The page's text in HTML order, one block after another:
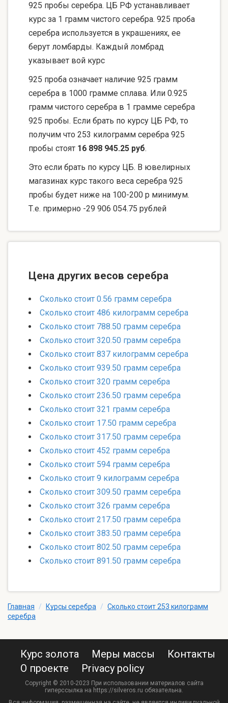
925 пробы серебра. ЦБ РФ устанавливает
курс за 1 грамм чистого серебра. 925 проба
серебра используется в украшениях, ее
берут ломбарды. Каждый ломбрад
указывает вой курс
925 проба означает наличие 925 грамм
серебра в 1000 грамме сплава. Или 0.925
грамм чистого серебра в 1 грамме серебра
925 пробы. Если брать по курсу ЦБ РФ, то
получим что 253 килограмм серебра 925
пробы стоят 16 898 945.25 руб.
Это если брать по курсу ЦБ. В ювелирных
магазинах курс такого веса серебра 925
пробы будет ниже на 100-200 р минимум.
Т.е. примерно -29 906 054.75 рублей
Цена других весов серебра
Сколько стоит 0.56 грамм серебра
Сколько стоит 486 килограмм серебра
Сколько стоит 788.50 грамм серебра
Сколько стоит 320.50 грамм серебра
Сколько стоит 837 килограмм серебра
Сколько стоит 939.50 грамм серебра
Сколько стоит 320 грамм серебра
Сколько стоит 236.50 грамм серебра
Сколько стоит 321 грамм серебра
Сколько стоит 17.50 грамм серебра
Сколько стоит 317.50 грамм серебра
Сколько стоит 452 грамм серебра
Сколько стоит 594 грамм серебра
Сколько стоит 9 килограмм серебра
Сколько стоит 309.50 грамм серебра
Сколько стоит 326 грамм серебра
Сколько стоит 217.50 грамм серебра
Сколько стоит 383.50 грамм серебра
Сколько стоит 802.50 грамм серебра
Сколько стоит 891.50 грамм серебра
Главная / Курсы серебра / Сколько стоит 253 килограмм
серебра
Курс золота Меры массы
Контакты
О проекте
Privacy policy
Copyright © 2010-2023 При использовании материалов сайта
гиперссылка на https://silveros.ru обязательна.